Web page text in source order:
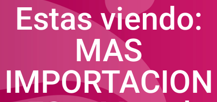
Estas viendo:
MAS
IMPORTACION